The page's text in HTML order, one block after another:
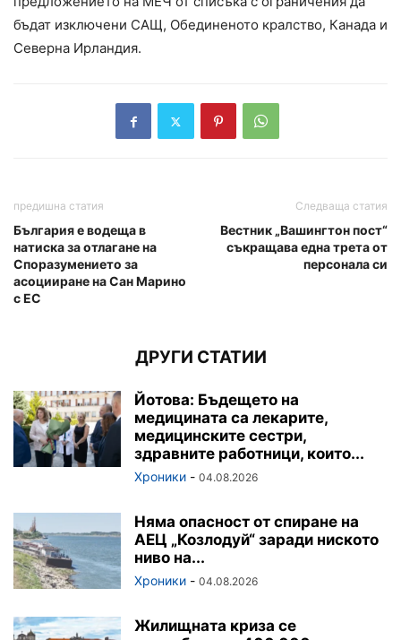
бъдат изключени САЩ, Обединеното кралство, Канада и
Северна Ирландия.
предишна статия
България e водеща в
натиска за отлагане на
Споразумението за
асоцииране на Сан Марино
с ЕС
Следваща статия
Вестник „Вашингтон пост“
съкращава една трета от
персонала си
ДРУГИ СТАТИИ
Йотова: Бъдещето на
медицината са лекарите,
медицинските сестри,
здравните работници, които...
Хроники - 04.08.2026
Няма опасност от спиране на
АЕЦ „Козлодуй“ заради ниското
ниво на...
Хроники - 04.08.2026
Жилищната криза се